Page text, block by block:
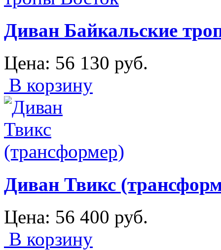
Диван Байкальские
Цена: 56 130 руб.
В корзину
Диван Твикс
Цена: 56 400 руб.
В корзину